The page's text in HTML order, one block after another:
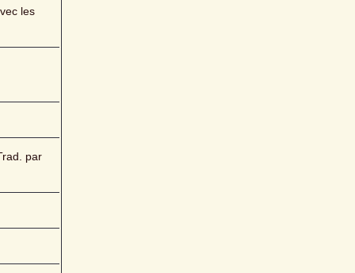
les
par